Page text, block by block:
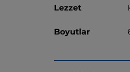
Lezzet
Boyutlar